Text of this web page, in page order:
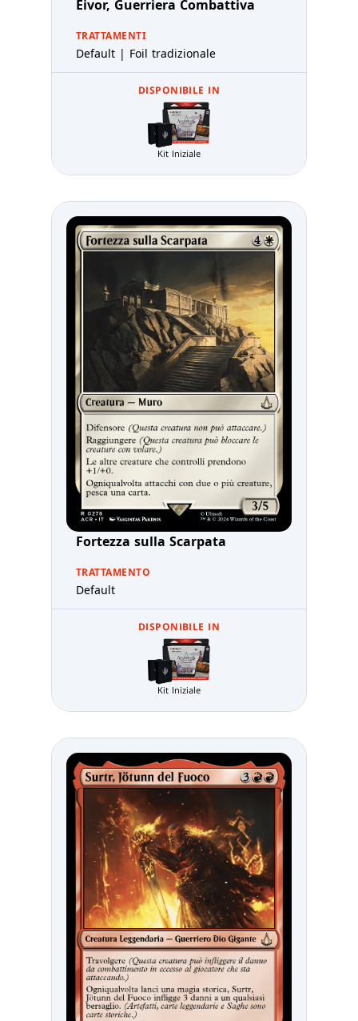
Eivor, Guerriera Combattiva
TRATTAMENTI
Default | Foil tradizionale
DISPONIBILE IN
Kit Iniziale
Fortezza sulla Scarpata
TRATTAMENTO
Default
DISPONIBILE IN
Kit Iniziale